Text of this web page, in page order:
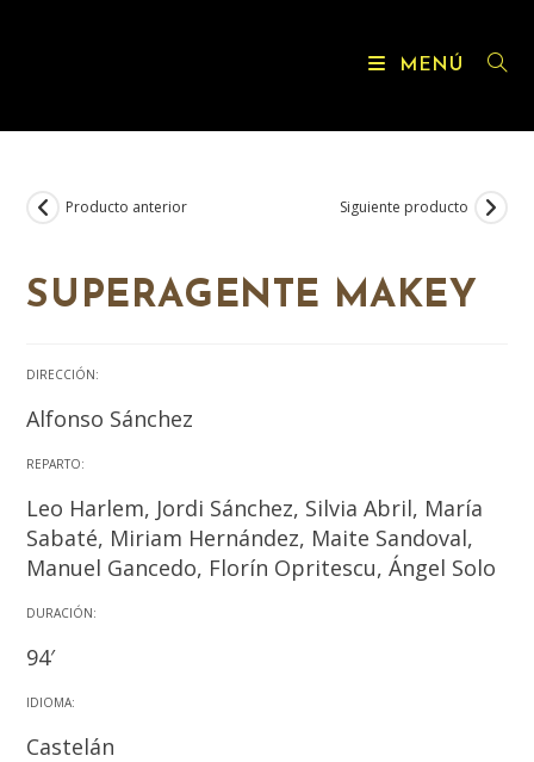
MENÚ
Producto anterior Siguiente producto
SUPERAGENTE MAKEY
DIRECCIÓN:
Alfonso Sánchez
REPARTO:
Leo Harlem, Jordi Sánchez, Silvia Abril, María
Sabaté, Miriam Hernández, Maite Sandoval,
Manuel Gancedo, Florín Opritescu, Ángel Solo
DURACIÓN:
94′
IDIOMA:
Castelán